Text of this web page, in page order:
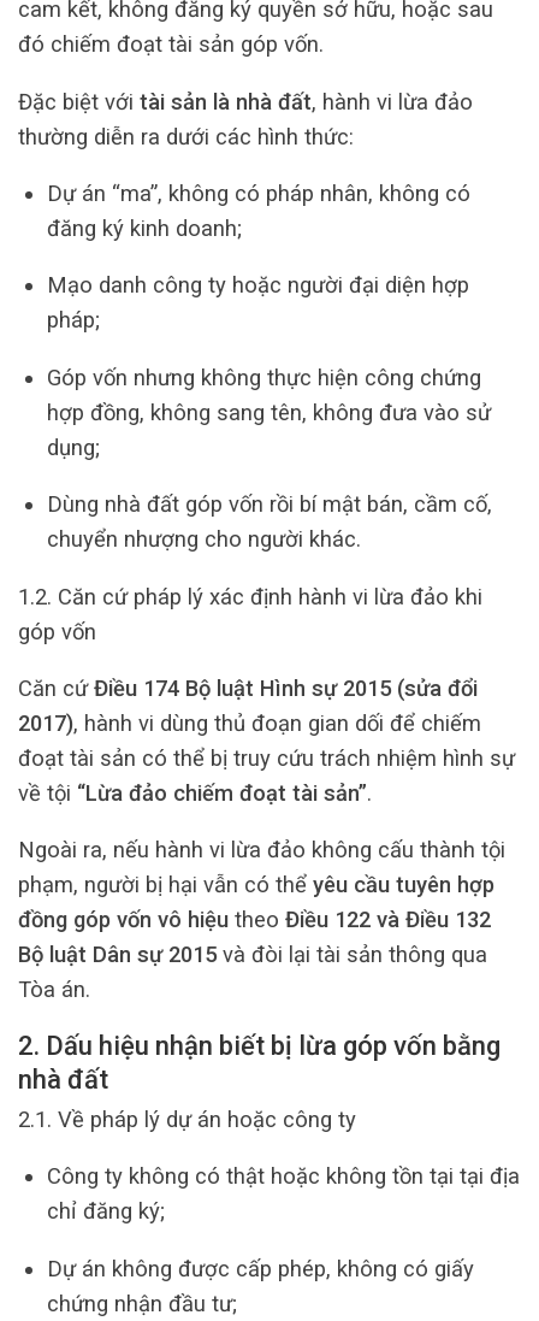
cam kết, không đăng ký quyền sở hữu, hoặc sau
đó chiếm đoạt tài sản góp vốn.
Đặc biệt với tài sản là nhà đất, hành vi lừa đảo
thường diễn ra dưới các hình thức:
Dự án “ma”, không có pháp nhân, không có
đăng ký kinh doanh;
Mạo danh công ty hoặc người đại diện hợp
pháp;
Góp vốn nhưng không thực hiện công chứng
hợp đồng, không sang tên, không đưa vào sử
dụng;
Dùng nhà đất góp vốn rồi bí mật bán, cầm cố,
chuyển nhượng cho người khác.
1.2. Căn cứ pháp lý xác định hành vi lừa đảo khi
góp vốn
Căn cứĐiều 174 Bộ luật Hình sự 2015 (sửa đổi
2017), hành vi dùng thủ đoạn gian dối để chiếm
đoạt tài sản có thể bị truy cứu trách nhiệm hình sự
về tội “Lừa đảo chiếm đoạt tài sản”.
Ngoài ra, nếu hành vi lừa đảo không cấu thành tội
phạm, người bị hại vẫn có thể yêu cầu tuyên hợp
đồng góp vốn vô hiệu theo Điều 122 và Điều 132
Bộ luật Dân sự 2015và đòi lại tài sản thông qua
Tòa án.
2. Dấu hiệu nhận biết bị lừa góp vốn bằng
nhà đất
2.1. Về pháp lý dự án hoặc công ty
Công ty không có thật hoặc không tồn tại tại địa
chỉ đăng ký;
Dự án không được cấp phép, không có giấy
chứng nhận đầu tư;